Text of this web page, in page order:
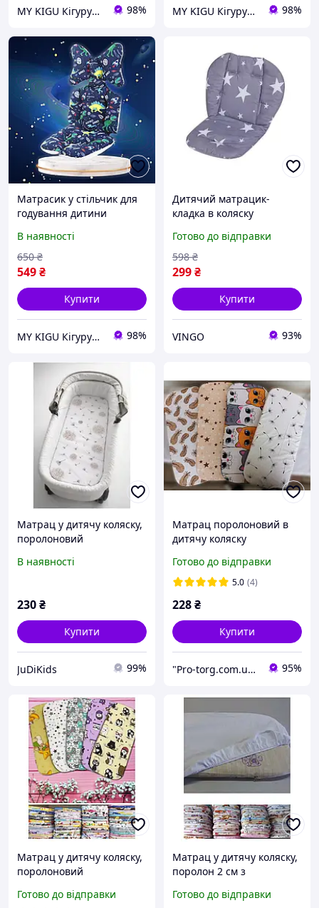
MY KIGU Кігурумі для вієї родини! 98% MY KIGU Кігурумі для вієї родини! 98%
Матрасик у стільчик для
годування дитини
(4113)
В наявності
549₴
650 ₴
Купити
MY KIGU Кігурумі для вієї родини! 98%
Дитячий матрацик-
кладка в коляску
стільчика, автокрісла.
Матрац у дитячу коляску
Готово до відправки
299₴
598 ₴
Купити
VINGO 93%
Матрац у дитячу коляску,
поролоновий
В наявності
230₴
Купити
JuDiKids 99%
Матрац поролоновий в
дитячу коляску
Готово до відправки
5.0 (4)
228₴
Купити
"Pro-torg.com.ua" - інтернет-магазин дитячих товарів та іграшок 95%
Матрац у дитячу коляску,
поролоновий
Готово до відправки
Матрац у дитячу коляску,
поролон 2 см з
непромокальним
Готово до відправки